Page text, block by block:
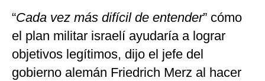
“Cada vez más difícil de entender” cómo
el plan militar israelí ayudaría a lograr
objetivos legítimos, dijo el jefe del
gobierno alemán Friedrich Merz al hacer